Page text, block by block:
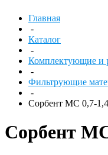
Главная
-
Каталог
-
Комплектующие и
-
Фильтрующие
-
Сорбент МС 0,7-
Сорбент